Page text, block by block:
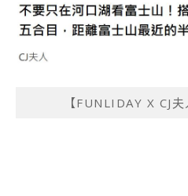
【FUNLIDAY X CJ